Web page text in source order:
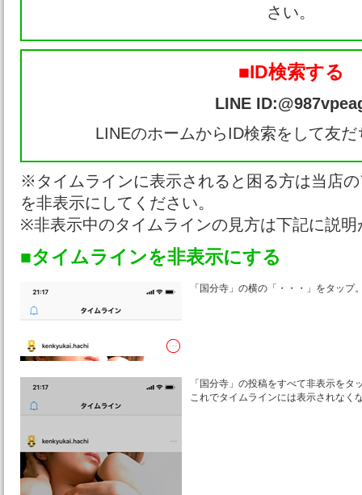
さい。
■ID検索する
LINE
LINEのホームからID検索をして友
※タイムラインに表示されると困る方は当店
を非表示にしてください。
※非表示中のタイムラインの見方は下記に説明
■タイムラインを非表示にする
「国分寺」の横の「・・・」をタップ
「国分寺」の投稿をすべて非表示をタ
これでタイムラインには表示されなく